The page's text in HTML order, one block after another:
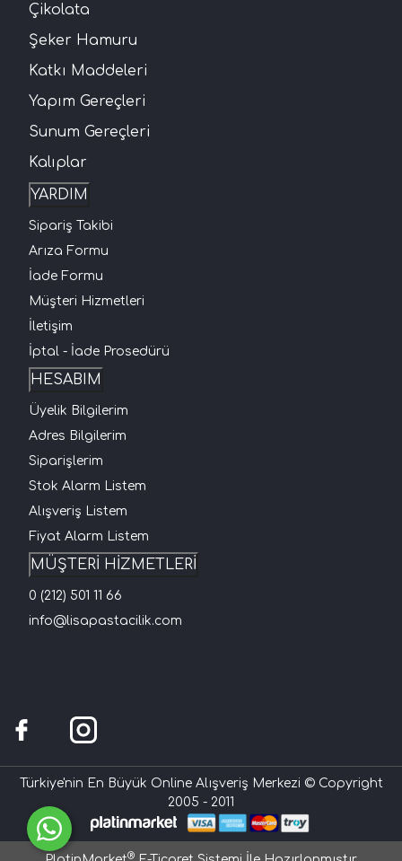
Çikolata
Şeker Hamuru
Katkı Maddeleri
Yapım Gereçleri
Sunum Gereçleri
Kalıplar
YARDIM
Sipariş Takibi
Arıza Formu
İade Formu
Müşteri Hizmetleri
İletişim
İptal - İade Prosedürü
HESABIM
Üyelik Bilgilerim
Adres Bilgilerim
Siparişlerim
Stok Alarm Listem
Alışveriş Listem
Fiyat Alarm Listem
MÜŞTERİ HİZMETLERİ
0 (212) 501 11 66
info@lisapastacilik.com
Türkiye'nin En Büyük Online Alışveriş Merkezi © Copyright
2005 - 2011
®